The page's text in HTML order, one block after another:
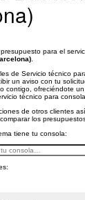
para el
de Servicio técnico
un aviso con tu
contigo, ofreciéndote
técnico para
de otros clientes
los
tiene tu consola: